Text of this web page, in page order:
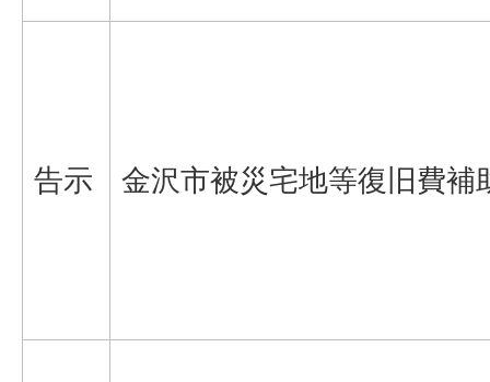
告示 金沢市被災宅地等復旧費補